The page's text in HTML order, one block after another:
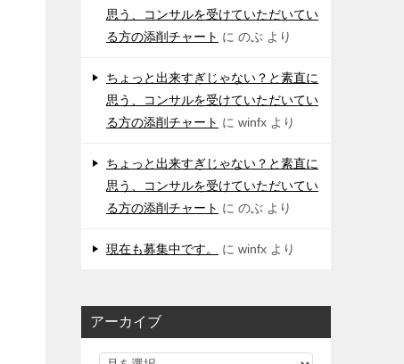
思う、コンサルを受けていただいてい
る方の添削チャート に のぶ より
ちょっと出来すぎじゃない？と素直に
思う、コンサルを受けていただいてい
る方の添削チャート に winfx より
ちょっと出来すぎじゃない？と素直に
思う、コンサルを受けていただいてい
る方の添削チャート に のぶ より
現在も募集中です。 に winfx より
アーカイブ